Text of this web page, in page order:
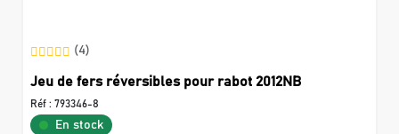
(4)
Jeu de fers réversibles pour rabot 2012NB
Réf : 793346-8
En stock